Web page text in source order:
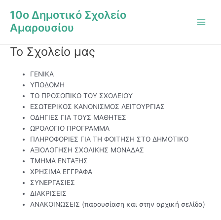
στο
περιεχόμενο
10ο Δημοτικό Σχολείο
Αμαρουσίου
Το Σχολείο μας
ΓΕΝΙΚΑ
ΥΠΟΔΟΜΗ
ΤΟ ΠΡΟΣΩΠΙΚΟ ΤΟΥ ΣΧΟΛΕΙΟΥ
ΕΣΩΤΕΡΙΚΟΣ ΚΑΝΟΝΙΣΜΟΣ ΛΕΙΤΟΥΡΓΙΑΣ
ΟΔΗΓΙΕΣ ΓΙΑ ΤΟΥΣ ΜΑΘΗΤΕΣ
ΩΡΟΛΟΓΙΟ ΠΡΟΓΡΑΜΜΑ
ΠΛΗΡΟΦΟΡΙΕΣ ΓΙΑ ΤΗ ΦΟΙΤΗΣΗ ΣΤΟ ΔΗΜΟΤΙΚΟ
ΑΞΙΟΛΟΓΗΣΗ ΣΧΟΛΙΚΗΣ ΜΟΝΑΔΑΣ
ΤΜΗΜΑ ΕΝΤΑΞΗΣ
ΧΡΗΣΙΜΑ ΕΓΓΡΑΦΑ
ΣΥΝΕΡΓΑΣΙΕΣ
ΔΙΑΚΡΙΣΕΙΣ
ΑΝΑΚΟΙΝΩΣΕΙΣ (παρουσίαση και στην αρχική σελίδα)